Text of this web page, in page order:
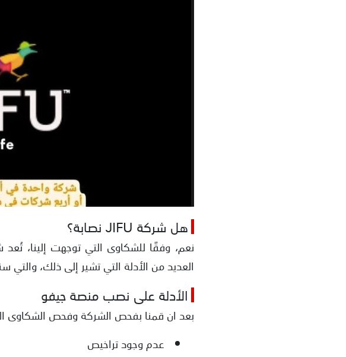
هل شركة JIFU نصابة؟
نعم، وفقًا للشكاوى التي توجهت إلينا،
العديد من الأدلة التي تشير إلى ذلك، والتي
الأدلة على نصب منصة جيفو
بعد ان قمنا بفحص الشركة وفحص الشكاوى
عدم وجود تراخيص